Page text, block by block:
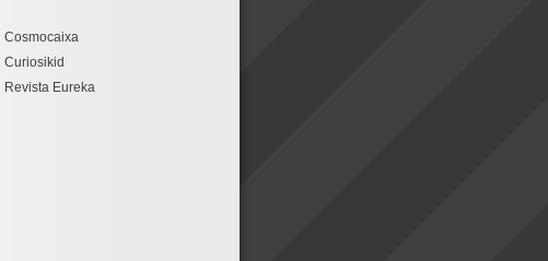
Cosmocaixa
Curiosikid
Revista Eureka